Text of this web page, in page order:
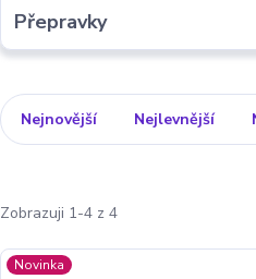
Přepravky
Nejnovější Nejlevnější
Zobrazuji 1-4 z 4
Novinka